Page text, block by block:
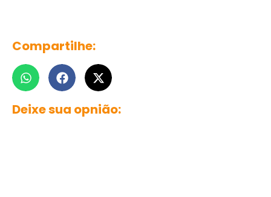
Compartilhe:
Deixe sua opnião: